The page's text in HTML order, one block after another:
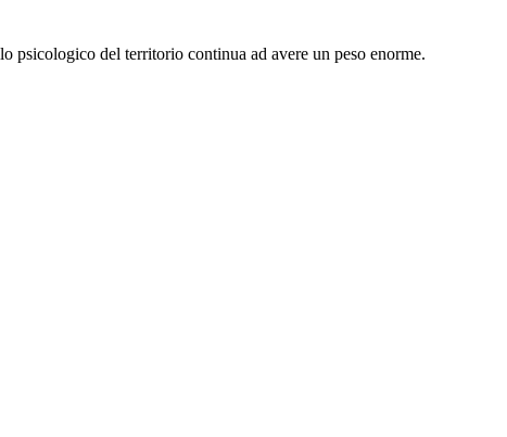
psicologico del territorio continua ad avere un peso enorme.